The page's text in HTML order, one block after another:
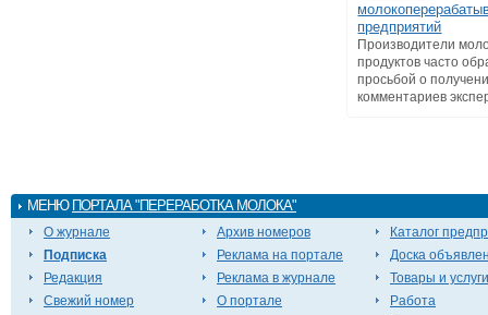
предприятий
Производители
продуктов часто
просьбой о
комментариев
МЕНЮ ПОРТАЛА "ПЕРЕРАБОТКА МОЛОКА"
О журнале
Подписка
Редакция
Свежий номер
Архив номеров
Реклама на портале
Реклама в журнале
О портале
Каталог
Доска
Товары и услуги
Работа